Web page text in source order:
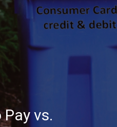
vs.